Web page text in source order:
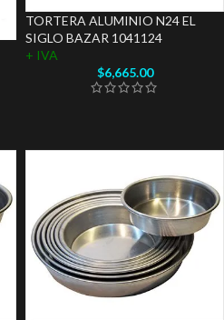
TORTERA ALUMINIO N24 EL
SIGLO BAZAR 1041124
+ IVA
$6,665.00